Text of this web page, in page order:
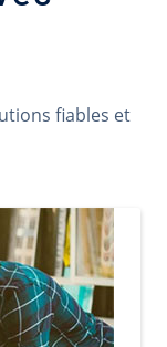
fiables et